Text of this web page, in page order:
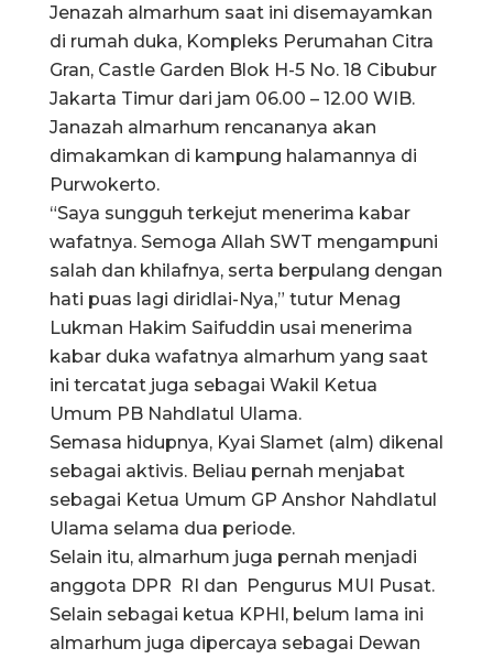
Jenazah almarhum saat ini disemayamkan
di rumah duka, Kompleks Perumahan Citra
Gran, Castle Garden Blok H-5 No. 18 Cibubur
Jakarta Timur dari jam 06.00 – 12.00 WIB.
Janazah almarhum rencananya akan
dimakamkan di kampung halamannya di
Purwokerto.
“Saya sungguh terkejut menerima kabar
wafatnya. Semoga Allah SWT mengampuni
salah dan khilafnya, serta berpulang dengan
hati puas lagi diridlai-Nya,” tutur Menag
Lukman Hakim Saifuddin usai menerima
kabar duka wafatnya almarhum yang saat
ini tercatat juga sebagai Wakil Ketua
Umum PB Nahdlatul Ulama.
Semasa hidupnya, Kyai Slamet (alm) dikenal
sebagai aktivis. Beliau pernah menjabat
sebagai Ketua Umum GP Anshor Nahdlatul
Ulama selama dua periode.
Selain itu, almarhum juga pernah menjadi
anggota DPR RI dan Pengurus MUI Pusat.
Selain sebagai ketua KPHI, belum lama ini
almarhum juga dipercaya sebagai Dewan